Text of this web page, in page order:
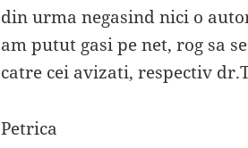
din urma negasind nici o
am putut gasi pe net, rog sa
catre cei avizati, respectiv
Petrica